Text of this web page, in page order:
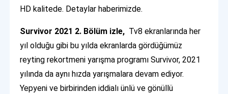
HD kalitede. Detaylar haberimizde.
Survivor 2021 2. Bölüm izle, Tv8 ekranlarında her
yıl olduğu gibi bu yılda ekranlarda gördüğümüz
reyting rekortmeni yarışma programı Survivor, 2021
yılında da aynı hızda yarışmalara devam ediyor.
Yepyeni ve birbirinden iddialı ünlü ve gönüllü